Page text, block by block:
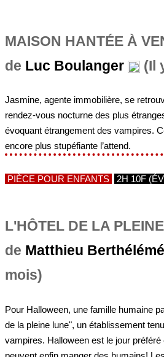
MAISON HANTÉE À
de Luc Boulanger (Il
Jasmine, agente immobilière, se
rendez-vous nocturne des plus
évoquant étrangement des vampires.
encore plus stupéfiante l’attend.
PIÈCE POUR ENFANTS 2H 10F
L'HÔTEL DE LA
de Matthieu Berthélémé
mois)
Pour Halloween, une famille humaine
de la pleine lune", un établissement
vampires. Halloween est le jour